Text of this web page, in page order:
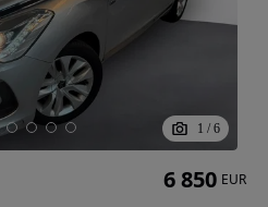
1 / 6
6 850 EUR